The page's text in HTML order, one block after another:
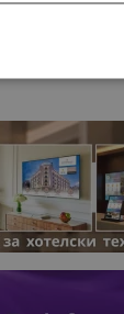
функционалност
правилно без
Описание
Тази
на